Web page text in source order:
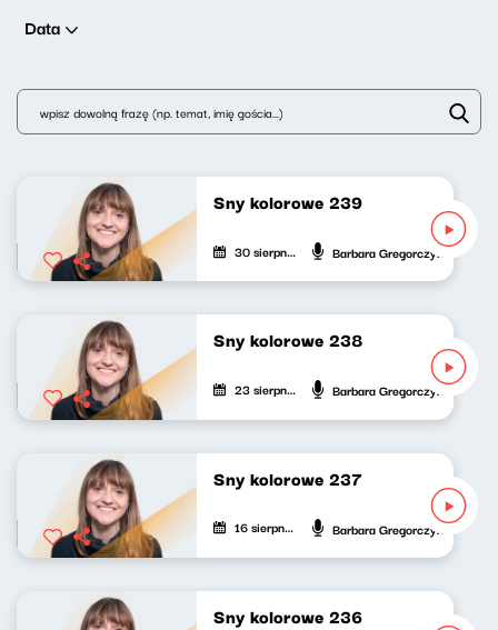
Data
Sny kolorowe 239
30 sierpnia 2025 Barbara Gregorczyk
Sny kolorowe 238
23 sierpnia 2025 Barbara Gregorczyk
Sny kolorowe 237
16 sierpnia 2025 Barbara Gregorczyk
Sny kolorowe 236